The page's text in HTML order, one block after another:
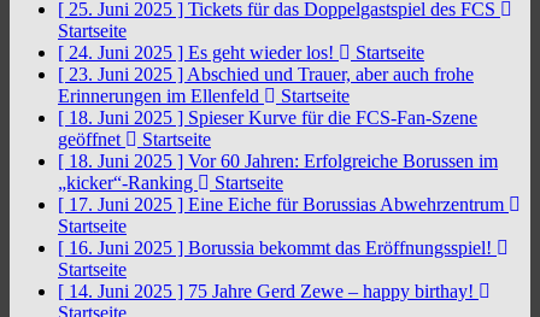
[ 25. Juni 2025 ] Tickets für das Doppelgastspiel des FCS
Startseite
[ 24. Juni 2025 ] Es geht wieder los!
Startseite
[ 23. Juni 2025 ] Abschied und Trauer, aber auch frohe
Erinnerungen im Ellenfeld
Startseite
[ 18. Juni 2025 ] Spieser Kurve für die FCS-Fan-Szene
geöffnet
Startseite
[ 18. Juni 2025 ] Vor 60 Jahren: Erfolgreiche Borussen im
„kicker“-Ranking
Startseite
[ 17. Juni 2025 ] Eine Eiche für Borussias Abwehrzentrum
Startseite
[ 16. Juni 2025 ] Borussia bekommt das Eröffnungsspiel!
Startseite
[ 14. Juni 2025 ] 75 Jahre Gerd Zewe – happy birthay!
Startseite